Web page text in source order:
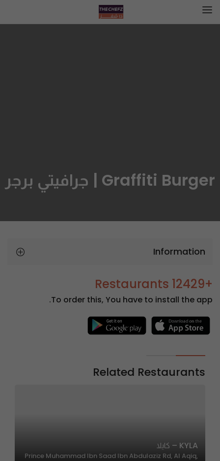
Graffiti Burger | جرافيتي برجر
Information
+12429 Restaurants
To order this, You have to install the app.
Related Restaurants
KYLA – كايلا
Prince Muhammad Ibn Saad Ibn Abdulaziz Rd, Al Aqiq,